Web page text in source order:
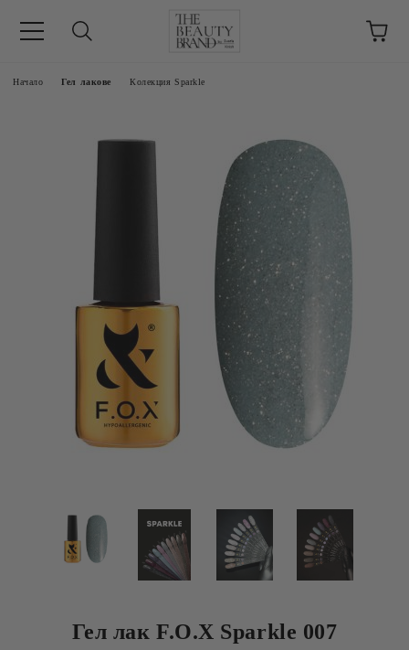
Начало Гел лакове Колекция Sparkle
Гел лак F.O.X Sparkle 007